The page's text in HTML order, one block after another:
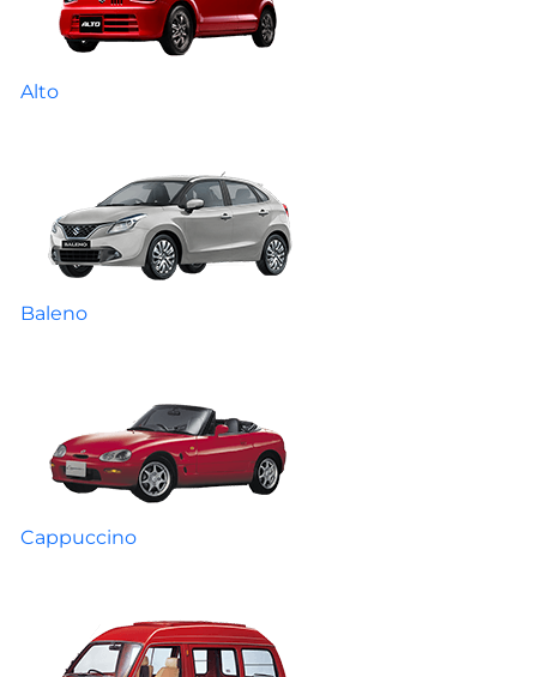
Alto
Baleno
Cappuccino